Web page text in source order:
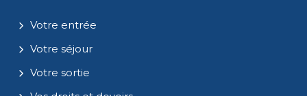
Votre entrée
Votre séjour
Votre sortie